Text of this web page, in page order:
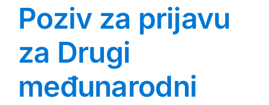
Poziv za prijavu
za Drugi
međunarodni